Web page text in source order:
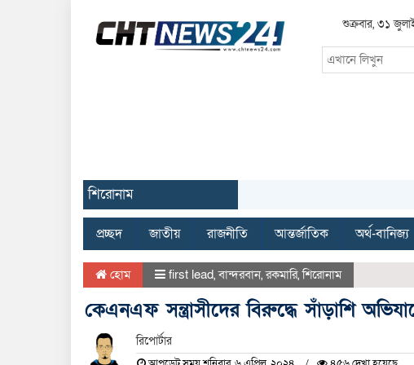
শুক্রবার, ৩১
শিরোনাম
প্রচ্ছদ জাতীয় রাজনীতি আন্তর্জাতিক অর্থ-বানিজ্য
হোম first lead,বান্দরবান,রকমারি,শিরোনাম
কেএনএফ সন্ত্রাসীদের বিরুদ্ধে সাঁড়াশি
রিপোর্টার